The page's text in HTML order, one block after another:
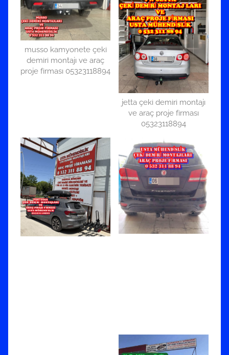
musso kamyonete çeki
demiri montajı ve araç
proje firması 05323118894
jetta çeki demiri montajı
ve araç proje firması
05323118894